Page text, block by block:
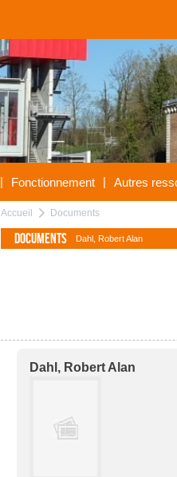
| Fonctionnement | Autres
Accueil a Documents
Documents Dahl, Robert Alan
Dahl, Robert Alan
U
V